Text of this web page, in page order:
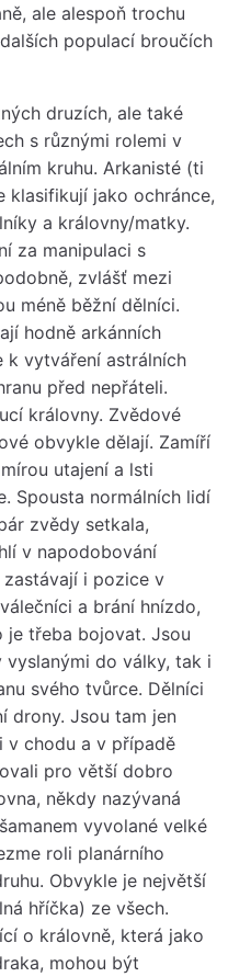
ale alespoň trochu
populací broučích
druzích, ale také
s různými rolemi v
kruhu. Arkanisté (ti
klasifikují jako ochránce,
a královny/matky.
za manipulaci s
zvlášť mezi
méně běžní dělníci.
hodně arkánních
k vytváření astrálních
před nepřáteli.
královny. Zvědové
obvykle dělají. Zamíří
utajení a lsti
Spousta normálních lidí
zvědy setkala,
v napodobování
i pozice v
a brání hnízdo,
je třeba bojovat. Jsou
do války, tak i
svého tvůrce. Dělníci
drony. Jsou tam jen
v chodu a v případě
pro větší dobro
někdy nazývaná
vyvolané velké
roli planárního
Obvykle je největší
hříčka) ze všech.
o královně, která jako
mohou být